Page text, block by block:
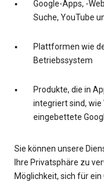
Google-Apps, -
Suche, YouTube
Plattformen wie
Betriebssystem
Produkte, die in
integriert sind, wie
eingebettete
Sie können unsere
Ihre Privatsphäre zu
Möglichkeit, sich für